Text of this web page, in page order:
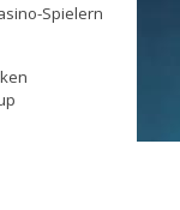
Spielern